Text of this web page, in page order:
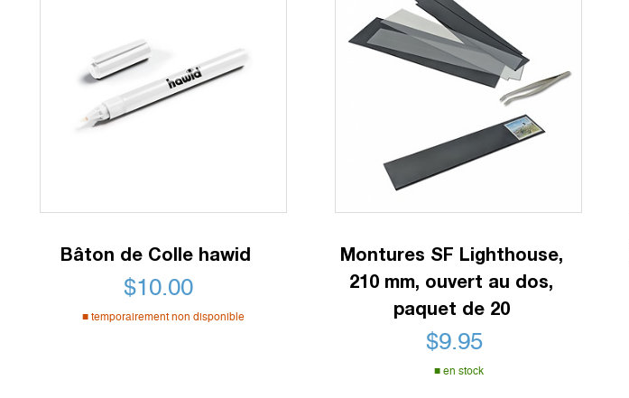
Bâton de Colle hawid
$10.00
temporairement non disponible
Montures SF Lighthouse,
210 mm, ouvert au dos,
paquet de 20
$9.95
en stock